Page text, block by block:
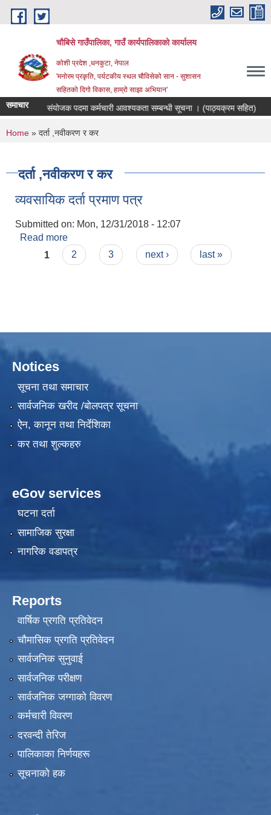
Skip to main content
चौबिसे गाउँपालिका, गाउँ कार्यपालिकाको कार्यालय
कोशी प्रदेश ,धनकुटा, नेपाल
'मनोरम प्रकृति, पर्यटकीय स्थल चौविसेको सान - सुशासन
सहितको दिगो विकास, हाम्रो साझा अभियान'
समाचाररोजगार संयोजक पदमा कर्मचारी आवश्यकता सम्बन्धी सूचना । (पाठ्यक्रम सहित)
You are here
Home » दर्ता ,नवीकरण र कर
दर्ता ,नवीकरण र कर
व्यवसायिक दर्ता प्रमाण पत्र
Submitted on: Mon, 12/31/2018 - 12:07
Read more
Pages
1 2 3 next › last »
Notices
सूचना तथा समाचार
सार्वजनिक खरीद /बोलपत्र सूचना
ऐन, कानून तथा निर्देशिका
कर तथा शुल्कहरु
eGov services
घटना दर्ता
सामाजिक सुरक्षा
नागरिक वडापत्र
Reports
वार्षिक प्रगति प्रतिवेदन
चौमासिक प्रगति प्रतिवेदन
सार्वजनिक सुनुवाई
सार्वजनिक परीक्षण
सार्वजनिक जग्गाको विवरण
कर्मचारी विवरण
दरवन्दी तेरिज
पालिकाका निर्णयहरू
सूचनाको हक